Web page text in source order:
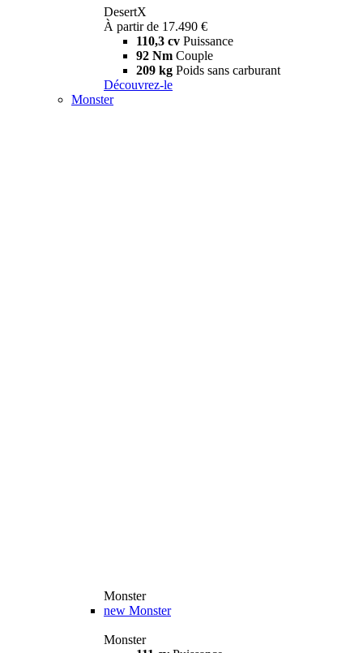
DesertX
À partir de 17.490 €
110,3 cv Puissance
92 Nm Couple
209 kg Poids sans carburant
Découvrez-le
Monster
Monster
new Monster
Monster